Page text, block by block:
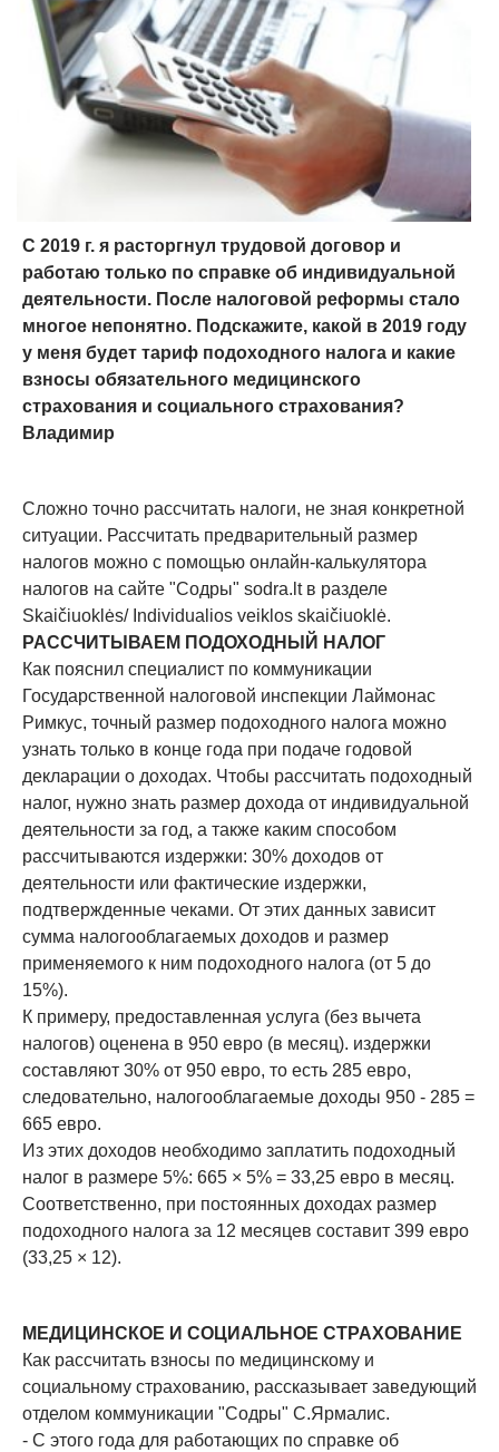
С 2019 г. я расторгнул трудовой договор и
работаю только по справке об индивидуальной
деятельности. После налоговой реформы стало
многое непонятно. Подскажите, какой в 2019 году
у меня будет тариф подоходного налога и какие
взносы обязательного медицинского
страхования и социального страхования?
Владимир
Сложно точно рассчитать налоги, не зная конкретной
ситуации. Рассчитать предварительный размер
налогов можно с помощью онлайн-калькулятора
налогов на сайте "Содры" sodra.lt в разделе
Skaičiuoklės/ Individualios veiklos skaičiuoklė.
РАССЧИТЫВАЕМ ПОДОХОДНЫЙ НАЛОГ
Как пояснил специалист по коммуникации
Государственной налоговой инспекции Лаймонас
Римкус, точный размер подоходного налога можно
узнать только в конце года при подаче годовой
декларации о доходах. Чтобы рассчитать подоходный
налог, нужно знать размер дохода от индивидуальной
деятельности за год, а также каким способом
рассчитываются издержки: 30% доходов от
деятельности или фактические издержки,
подтвержденные чеками. От этих данных зависит
сумма налогооблагаемых доходов и размер
применяемого к ним подоходного налога (от 5 до
15%).
К примеру, предоставленная услуга (без вычета
налогов) оценена в 950 евро (в месяц). издержки
составляют 30% от 950 евро, то есть 285 евро,
следовательно, налогооблагаемые доходы 950 - 285 =
665 евро.
Из этих доходов необходимо заплатить подоходный
налог в размере 5%: 665 × 5% = 33,25 евро в месяц.
Соответственно, при постоянных доходах размер
подоходного налога за 12 месяцев составит 399 евро
(33,25 × 12).
МЕДИЦИНСКОЕ И СОЦИАЛЬНОЕ СТРАХОВАНИЕ
Как рассчитать взносы по медицинскому и
социальному страхованию, рассказывает заведующий
отделом коммуникации "Содры" С.Ярмалис.
- С этого года для работающих по справке об